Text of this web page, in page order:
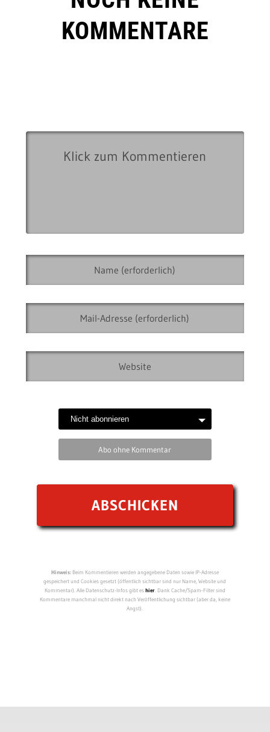
KOMMENTARE
Abo ohne Kommentar
Hinweis:Beim Kommentieren werden angegebene Daten sowie IP-Adresse
gespeichert und Cookies gesetzt (öffentlich sichtbar sind nur Name, Website und
Kommentar). Alle Datenschutz-Infos gibt eshier. Dank Cache/Spam-Filter sind
Kommentare manchmal nicht direkt nach Veröffentlichung sichtbar (aber da, keine
Angst).